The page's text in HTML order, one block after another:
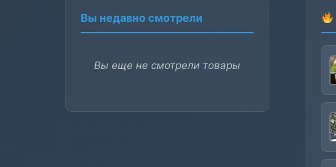
Вы недавно смотрели
Вы еще не смотрели товары